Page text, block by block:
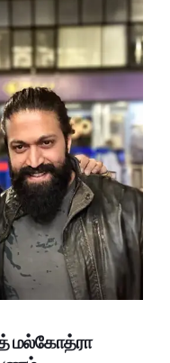
மல்கோத்ரா